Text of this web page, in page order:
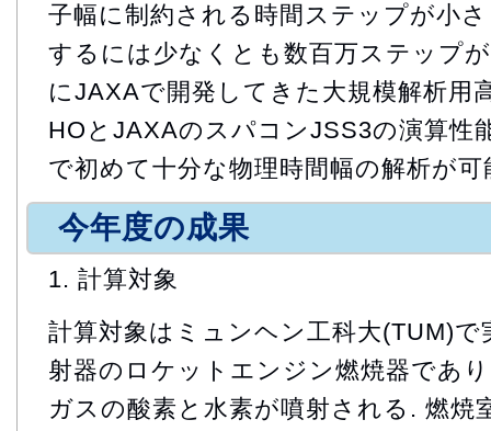
子幅に制約される時間ステップが小
するには少なくとも数百万ステップ
にJAXAで開発してきた大規模解析用
HOとJAXAのスパコンJSS3の演算性
で初めて十分な物理時間幅の解析が
今年度の成果
1. 計算対象
計算対象はミュンヘン工科大(TUM)
射器のロケットエンジン燃焼器であ
ガスの酸素と水素が噴射される. 燃焼